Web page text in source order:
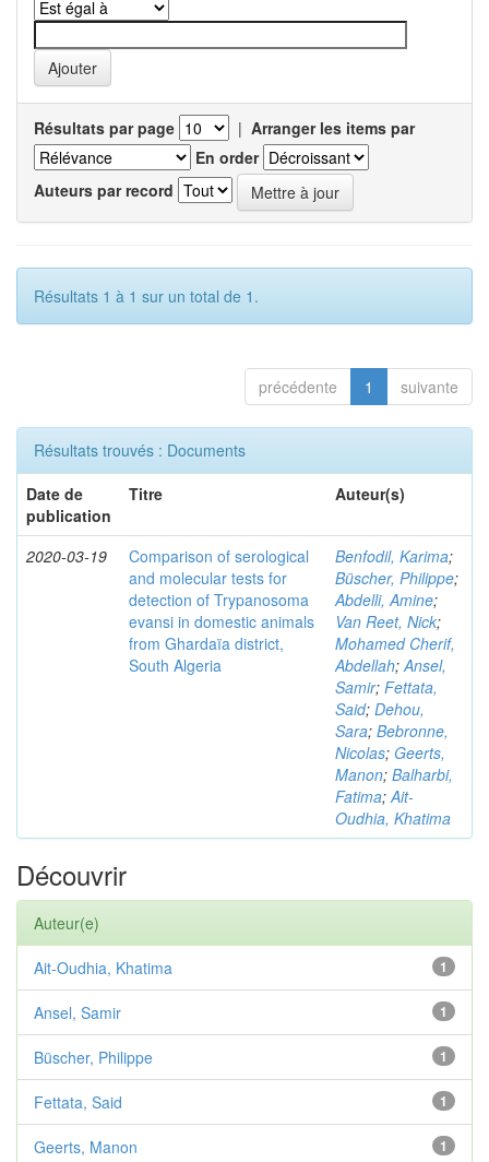
Résultats par page | Arranger les items par
En order
Auteurs par record
Résultats 1 à 1 sur un total de 1.
précédente 1 suivante
Résultats trouvés : Documents
Date de
publication
Titre Auteur(s)
2020-03-19
Comparison of serological
and molecular tests for
detection of Trypanosoma
evansi in domestic animals
from Ghardaïa district,
South Algeria
Benfodil, Karima;
Büscher, Philippe;
Abdelli, Amine;
Van Reet, Nick;
Mohamed Cherif,
Abdellah;Ansel,
Samir; Fettata,
Said; Dehou,
Sara; Bebronne,
Nicolas; Geerts,
Manon; Balharbi,
Fatima;Ait-
Oudhia, Khatima
Découvrir
Auteur(e)
1
Ait-Oudhia, Khatima
1
Ansel, Samir
1
Büscher, Philippe
1
Fettata, Said
1
Geerts, Manon